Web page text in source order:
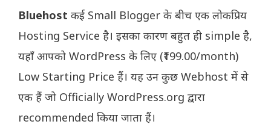
Bluehost कई Small Blogger के बीच एक लोकप्रिय
Hosting Service है। इसका कारण बहुत ही simple है,
यहाँ आपको WordPress के लिए (₹199.00/month)
Low Starting Price हैं। यह उन कुछ Webhost में से
एक हैं जो Officially WordPress.org द्वारा
recommended किया जाता हैं।